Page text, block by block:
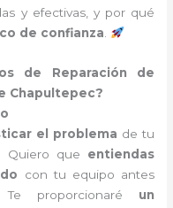
y efectivas, y por qué
de confianza
de Reparación de
Chapultepec?
el problema de tu
. Quiero que entiendas
con tu equipo antes
proporcionaré un